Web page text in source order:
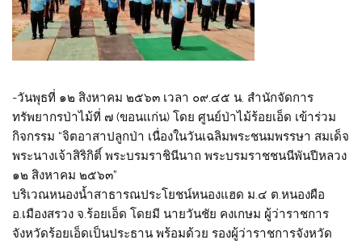
-วันพุธที่ ๑๒ สิงหาคม ๒๕๖๓ เวลา ๐๙.๔๕ น. สำนักจัดการ
ทรัพยากรป่าไม้ที่ ๗ (ขอนแก่น) โดย ศูนย์ป่าไม้ร้อยเอ็ด เข้าร่วม
กิจกรรม “จิตอาสาปลูกป่า เนื่องในวันเฉลิมพระชนมพรรษา สมเด็จ
พระนางเจ้าสิริกิติ์ พระบรมราชินีนาถ พระบรมราชชนนีพันปีหลวง
๑๒ สิงหาคม ๒๕๖๓”
บริเวณหนองน้ำสาธารณประโยชน์หนองแฮด ม.๔ ต.หนองผือ
อ.เมืองสรวง จ.ร้อยเอ็ด โดยมี นายวันชัย คงเกษม ผู้ว่าราชการ
จังหวัดร้อยเอ็ดเป็นประธาน พร้อมด้วย รองผู้ว่าราชการจังหวัด